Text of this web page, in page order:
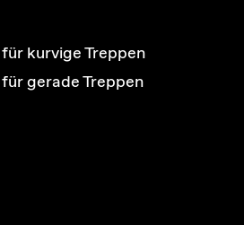
kurvige Treppen
gerade Treppen